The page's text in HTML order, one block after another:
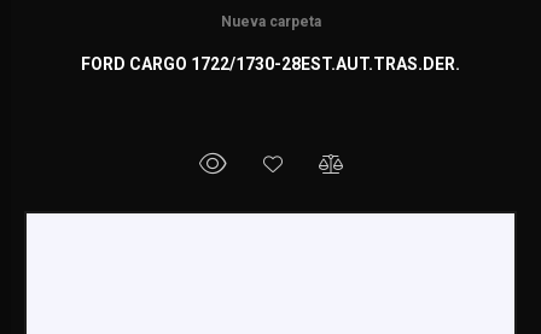
Nueva carpeta
FORD CARGO 1722/1730-28EST.AUT.TRAS.DER.